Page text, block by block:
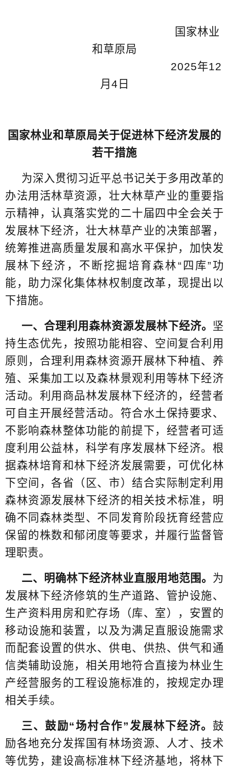
国家林业
和草原局
2025年12
月4日
国家林业和草原局关于促进林下经济发展的
若干措施
为深入贯彻习近平总书记关于多用改革的
办法用活林草资源，壮大林草产业的重要指
示精神，认真落实党的二十届四中全会关于
发展林下经济，壮大林草产业的决策部署，
统筹推进高质量发展和高水平保护，加快发
展林下经济，不断挖掘培育森林“四库”功
能，助力深化集体林权制度改革，现提出以
下措施。
一、合理利用森林资源发展林下经济。 坚
持生态优先，按照功能相容、空间复合利用
原则，合理利用森林资源开展林下种植、养
殖、采集加工以及森林景观利用等林下经济
活动。利用商品林发展林下经济的，经营者
可自主开展经营活动。符合水土保持要求、
不影响森林整体功能的前提下，经营者可适
度利用公益林，科学有序发展林下经济。根
据森林培育和林下经济发展需要，可优化林
下空间，各省（区、市）结合实际制定利用
森林资源发展林下经济的相关技术标准，明
确不同森林类型、不同发育阶段抚育经营应
保留的株数和郁闭度等要求，并履行监督管
理职责。
二、明确林下经济林业直服用地范围。 为
发展林下经济修筑的生产道路、管护设施、
生产资料用房和贮存场（库、室），安置的
移动设施和装置，以及为满足直服设施需求
而配套设置的供水、供电、供热、供气和通
信类辅助设施，相关用地符合直接为林业生
产经营服务的工程设施标准的，按规定办理
相关手续。
三、鼓励“场村合作”发展林下经济。 鼓
励各地充分发挥国有林场资源、人才、技术
等优势，建设高标准林下经济基地，将林下